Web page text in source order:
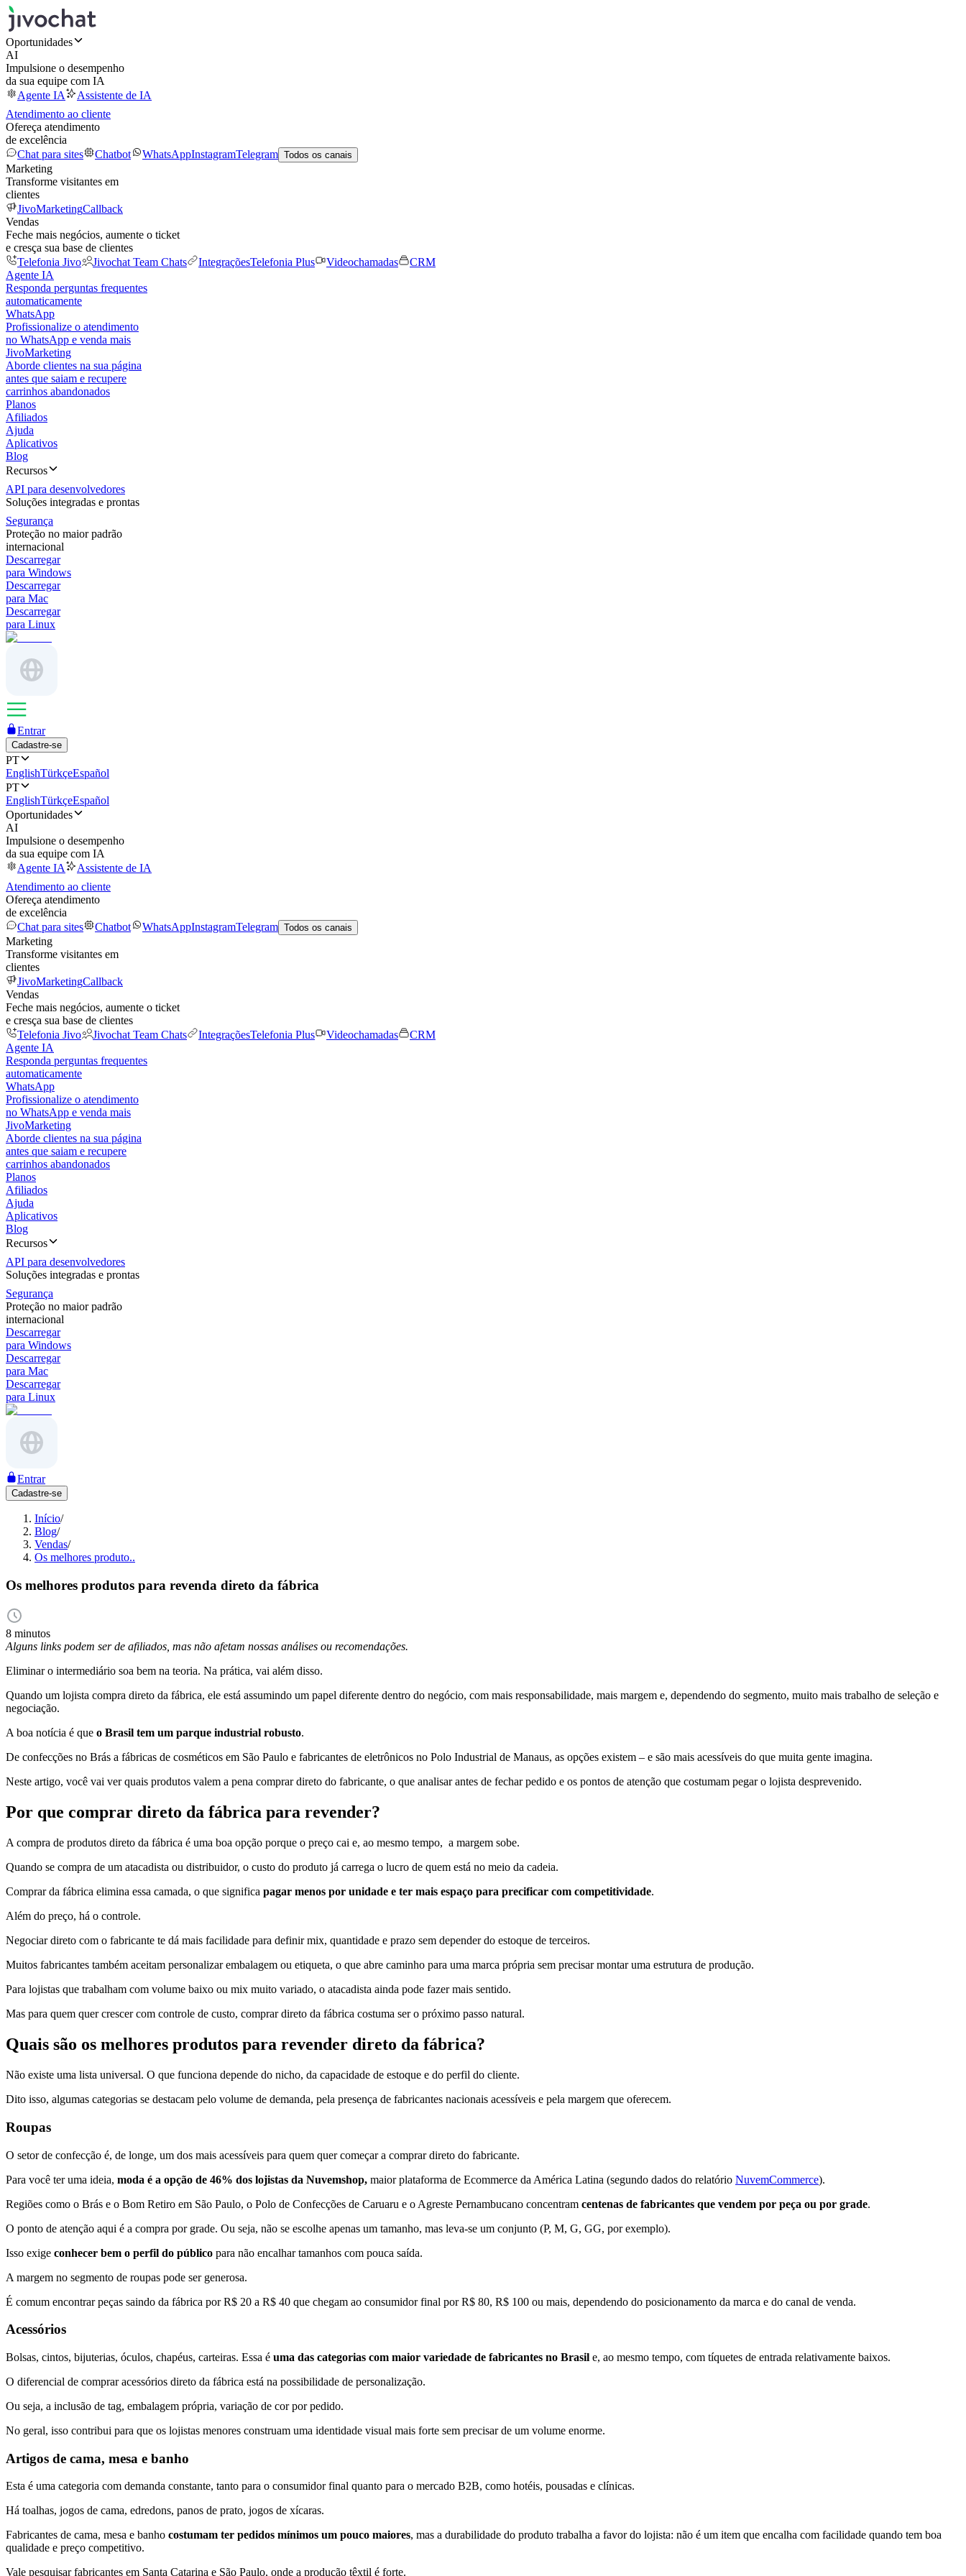
Oportunidades
AI
Impulsione o desempenho
da sua equipe com IA
Agente IA
Assistente de IA
Atendimento ao cliente
Ofereça atendimento
de excelência
Chat para sites
Chatbot WhatsAppInstagramTelegram Todos os canais
Marketing
Transforme visitantes em
clientes
JivoMarketingCallback
Vendas
Feche mais negócios, aumente o ticket
e cresça sua base de clientes
Telefonia Jivo
Jivochat Team Chats IntegraçõesTelefonia Plus Videochamadas
CRM
Agente IA
Responda perguntas frequentes
automaticamente
WhatsApp
Profissionalize o atendimento
no WhatsApp e venda mais
JivoMarketing
Aborde clientes na sua página
antes que saiam e recupere
carrinhos abandonados
Planos
Afiliados
Ajuda
Aplicativos
Blog
Recursos
API para desenvolvedores
Soluções integradas e prontas
Segurança
Proteção no maior padrão
internacional
Descarregar
para Windows
Descarregar
para Mac
Descarregar
para Linux
Entrar
Cadastre-se
PT
EnglishTürkçeEspañol
PT
EnglishTürkçeEspañol
Oportunidades
AI
Impulsione o desempenho
da sua equipe com IA
Agente IA
Assistente de IA
Atendimento ao cliente
Ofereça atendimento
de excelência
Chat para sites
Chatbot WhatsAppInstagramTelegram Todos os canais
Marketing
Transforme visitantes em
clientes
JivoMarketingCallback
Vendas
Feche mais negócios, aumente o ticket
e cresça sua base de clientes
Telefonia Jivo
Jivochat Team Chats IntegraçõesTelefonia Plus Videochamadas
CRM
Agente IA
Responda perguntas frequentes
automaticamente
WhatsApp
Profissionalize o atendimento
no WhatsApp e venda mais
JivoMarketing
Aborde clientes na sua página
antes que saiam e recupere
carrinhos abandonados
Planos
Afiliados
Ajuda
Aplicativos
Blog
Recursos
API para desenvolvedores
Soluções integradas e prontas
Segurança
Proteção no maior padrão
internacional
Descarregar
para Windows
Descarregar
para Mac
Descarregar
para Linux
Entrar
Cadastre-se
Início/
Blog/
Vendas/
Os melhores produto..
Os melhores produtos para revenda direto da fábrica
8 minutos
Alguns links podem ser de afiliados, mas não afetam nossas análises ou recomendações.
Eliminar o intermediário soa bem na teoria. Na prática, vai além disso.
Quando um lojista compra direto da fábrica, ele está assumindo um papel diferente dentro do negócio, com mais responsabilidade, mais margem e, dependendo do segmento, muito mais trabalho de seleção e
negociação.
A boa notícia é que o Brasil tem um parque industrial robusto.
De confecções no Brás a fábricas de cosméticos em São Paulo e fabricantes de eletrônicos no Polo Industrial de Manaus, as opções existem – e são mais acessíveis do que muita gente imagina.
Neste artigo, você vai ver quais produtos valem a pena comprar direto do fabricante, o que analisar antes de fechar pedido e os pontos de atenção que costumam pegar o lojista desprevenido.
Por que comprar direto da fábrica para revender?
A compra de produtos direto da fábrica é uma boa opção porque o preço cai e, ao mesmo tempo, a margem sobe.
Quando se compra de um atacadista ou distribuidor, o custo do produto já carrega o lucro de quem está no meio da cadeia.
Comprar da fábrica elimina essa camada, o que significa pagar menos por unidade e ter mais espaço para precificar com competitividade.
Além do preço, há o controle.
Negociar direto com o fabricante te dá mais facilidade para definir mix, quantidade e prazo sem depender do estoque de terceiros.
Muitos fabricantes também aceitam personalizar embalagem ou etiqueta, o que abre caminho para uma marca própria sem precisar montar uma estrutura de produção.
Para lojistas que trabalham com volume baixo ou mix muito variado, o atacadista ainda pode fazer mais sentido.
Mas para quem quer crescer com controle de custo, comprar direto da fábrica costuma ser o próximo passo natural.
Quais são os melhores produtos para revender direto da fábrica?
Não existe uma lista universal. O que funciona depende do nicho, da capacidade de estoque e do perfil do cliente.
Dito isso, algumas categorias se destacam pelo volume de demanda, pela presença de fabricantes nacionais acessíveis e pela margem que oferecem.
Roupas
O setor de confecção é, de longe, um dos mais acessíveis para quem quer começar a comprar direto do fabricante.
Para você ter uma ideia, moda é a opção de 46% dos lojistas da Nuvemshop, maior plataforma de Ecommerce da América Latina (segundo dados do relatório NuvemCommerce).
Regiões como o Brás e o Bom Retiro em São Paulo, o Polo de Confecções de Caruaru e o Agreste Pernambucano concentram centenas de fabricantes que vendem por peça ou por grade.
O ponto de atenção aqui é a compra por grade. Ou seja, não se escolhe apenas um tamanho, mas leva-se um conjunto (P, M, G, GG, por exemplo).
Isso exige conhecer bem o perfil do público para não encalhar tamanhos com pouca saída.
A margem no segmento de roupas pode ser generosa.
É comum encontrar peças saindo da fábrica por R$ 20 a R$ 40 que chegam ao consumidor final por R$ 80, R$ 100 ou mais, dependendo do posicionamento da marca e do canal de venda.
Acessórios
Bolsas, cintos, bijuterias, óculos, chapéus, carteiras. Essa é uma das categorias com maior variedade de fabricantes no Brasil e, ao mesmo tempo, com tíquetes de entrada relativamente baixos.
O diferencial de comprar acessórios direto da fábrica está na possibilidade de personalização.
Ou seja, a inclusão de tag, embalagem própria, variação de cor por pedido.
No geral, isso contribui para que os lojistas menores construam uma identidade visual mais forte sem precisar de um volume enorme.
Artigos de cama, mesa e banho
Esta é uma categoria com demanda constante, tanto para o consumidor final quanto para o mercado B2B, como hotéis, pousadas e clínicas.
Há toalhas, jogos de cama, edredons, panos de prato, jogos de xícaras.
Fabricantes de cama, mesa e banho costumam ter pedidos mínimos um pouco maiores, mas a durabilidade do produto trabalha a favor do lojista: não é um item que encalha com facilidade quando tem boa
qualidade e preço competitivo.
Vale pesquisar fabricantes em Santa Catarina e São Paulo, onde a produção têxtil é forte.